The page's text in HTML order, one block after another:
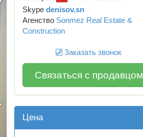
Skype denisov.sn
Агенство Sonmez Real Estate &
Construction
Заказать звонок
Связаться с продавцом
Цена